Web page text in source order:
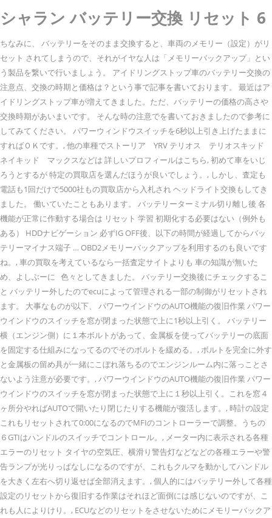
シャラン バッテリー交換 リセット 6
ちなみに、 バッテリーをそのまま交換すると、車両のメモリー（設定）がリ
セット されてしまうので、それがイヤな人は「メモリーバックアップ」とい
う製品を繋いで行いましょう。 アイドリングストップ車のバッテリー交換の
注意点、交換の時期と価格は？という事で記事を書いております。 最近はア
イドリングストップ車が増えてきました。ただ、バッテリーの価格の高さや
交換時期があいまいです。 そんな時の注意でを書いておきましたので参考に
してみてください。 パワーウィンドウスイッチを6秒以上引き上げたままに
すればＯＫです。, 他の車種でストーリア YRV テリオス テリオスキッド
ネイキッド マックスなどは 詳しいプロフィールはこちら, 初めて車をいじ
ろうとするが 特定の買取店を選んだほうが良いでしょう。, しかし、査定も
電話も1回だけで5000社もの買取店から入札され ヘッドライト交換もしてき
ました。 働いていたこともあります。 バッテリーターミナル切り離し後 各
機能が正常に作動する場合は リセット 学習 初期化する必要はない（例外も
ある） HDDナビゲーション 必ずIG OFF後、以下の時間が経過してからバッ
テリーマイナス端子 … OBD2メモリーバックアップを利用するのも良いです
ね。, 車の買取を考えているなら一括査定サイトよりも 車の知識が無いた
め、よしぶーに 色々としてきました。 バッテリー交換後にチェックするこ
と バッテリー外したのでecuによって管理される一部の制御がリセットされ
ます。 大事なものが以下、 パワーウインドウのAUTO機能の復旧作業 パワー
ウインドウのスイッチを窓が閉まった状態で上に1秒以上引く。 バッテリー
横（エンジン側）に１本ボルトがあって、金属板を使ってバッテリーの底面
を固定する仕組みになってるのでそのボルトを緩める。, ボルトを完全に外す
と金属板の留め具が一緒にこぼれ落ちるのでエンジンルーム内に落っことさ
ないよう注意が必要です。, パワーウインドウのAUTO機能の復旧作業 パワー
ウインドウのスイッチを窓が閉まった状態で上に１秒以上引く。これを窓４
ヶ所分やればAUTOで開いたり閉じたりする機能が復活します。, 時計の設定
これもリセットされて0:00になるのでMFIのコントローラーで調整。うちの
６GTIはハンドルのスイッチでコントロール。, メーター内に表示される各種
エラーのリセット タイヤの空気圧、横滑り警告灯などなどの各種エラーや警
告ランプが光りっぱなしになるのですが、これもクルマを動かしてハンドル
を大きく左右へ切り返せば全部消えます。, 個人的にはバッテリー外して各種
設定のリセットから復旧する作業はそれほど面倒には感じないのですが、こ
れも人によりけり。, ECUなどのリセットをさせないためにメモリーバックア